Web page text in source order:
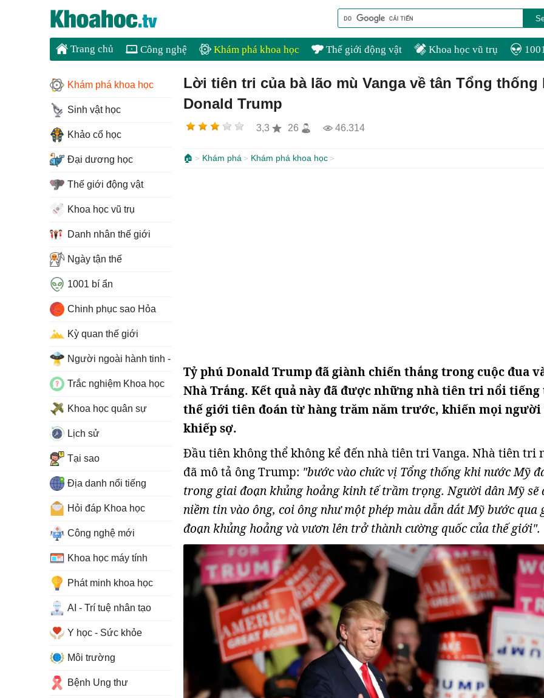
Trang chủ Công nghệ Khám phá khoa học Thế giới động vật Khoa học vũ trụ
Lời tiên tri của bà lão mù Vanga về tân Tổng thống
Donald Trump
3,3 26 46.314
🏠 Khám phá Khám phá khoa học
Tỷ phú Donald Trump đã giành chiến thắng trong cuộc đua
Nhà Trắng. Kết quả này đã được những nhà tiên tri nổi
thế giới tiên đoán từ hàng trăm năm trước, khiến mọi người
khiếp sợ.
Đầu tiên không thể không kể đến nhà tiên tri Vanga. Nhà tiên tri
đã mô tả ông Trump: "bước vào chức vị Tổng thống khi nước Mỹ
trong giai đoạn khủng hoảng kinh tế trầm trọng. Người dân Mỹ sẽ
niềm tin vào ông, coi ông như một phép màu dẫn dắt Mỹ bước qua
đoạn khủng hoảng và vươn lên trở thành cường quốc của thế giới".
Khám phá khoa học
Sinh vật học
Khảo cổ học
Đại dương học
Thế giới động vật
Khoa học vũ trụ
Danh nhân thế giới
Ngày tận thế
1001 bí ẩn
Chinh phục sao Hỏa
Kỳ quan thế giới
Người ngoài hành tinh - UFO
Trắc nghiệm Khoa học
Khoa học quân sự
Lịch sử
Tại sao
Địa danh nổi tiếng
Hỏi đáp Khoa học
Công nghệ mới
Khoa học máy tính
Phát minh khoa học
AI - Trí tuệ nhân tạo
Y học - Sức khỏe
Môi trường
Bệnh Ung thư